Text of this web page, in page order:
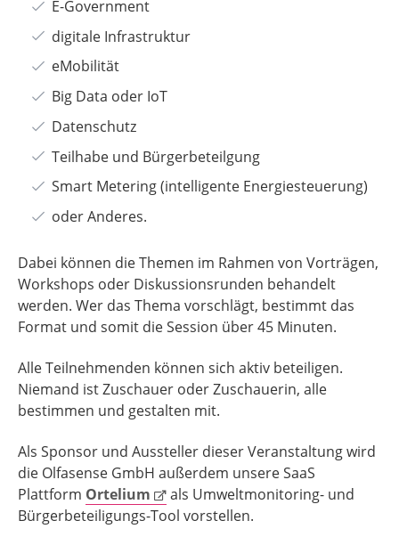
E-Government
digitale Infrastruktur
eMobilität
Big Data oder IoT
Datenschutz
Teilhabe und Bürgerbeteilgung
Smart Metering (intelligente Energiesteuerung)
oder Anderes.
Dabei können die Themen im Rahmen von Vorträgen,
Workshops oder Diskussionsrunden behandelt
werden. Wer das Thema vorschlägt, bestimmt das
Format und somit die Session über 45 Minuten.
Alle Teilnehmenden können sich aktiv beteiligen.
Niemand ist Zuschauer oder Zuschauerin, alle
bestimmen und gestalten mit.
Als Sponsor und Aussteller dieser Veranstaltung wird
die Olfasense GmbH außerdem unsere SaaS
Plattform Ortelium
als Umweltmonitoring- und
Bürgerbeteiligungs-Tool vorstellen.